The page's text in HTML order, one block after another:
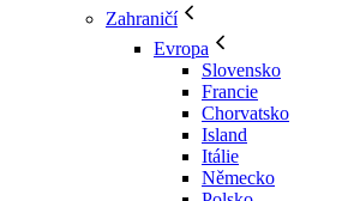
Zahraničí
Evropa
Slovensko
Francie
Chorvatsko
Island
Itálie
Německo